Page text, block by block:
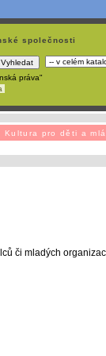
společnosti
práva"
Kultura pro děti a
či mladých